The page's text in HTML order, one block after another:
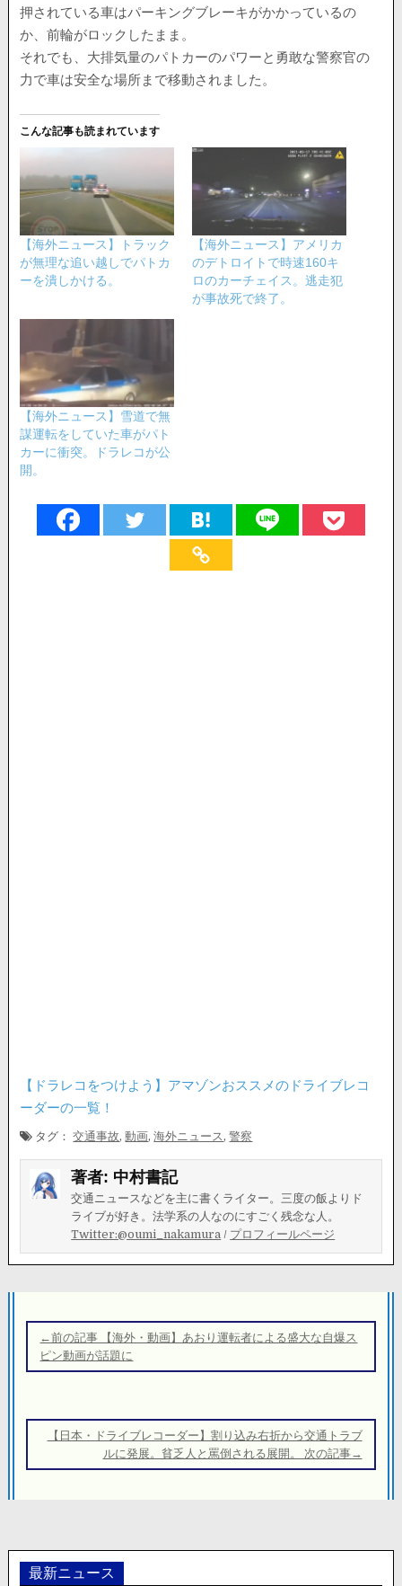
押されている車はパーキングブレーキがかかっているの
か、前輪がロックしたまま。
それでも、大排気量のパトカーのパワーと勇敢な警察官の
力で車は安全な場所まで移動されました。
こんな記事も読まれています
【海外ニュース】トラック
が無理な追い越しでパトカ
ーを潰しかける。
【海外ニュース】アメリカ
のデトロイトで時速160キ
ロのカーチェイス。逃走犯
が事故死で終了。
【海外ニュース】雪道で無
謀運転をしていた車がパト
カーに衝突。ドラレコが公
開。
【ドラレコをつけよう】アマゾンおススメのドライブレコ
ーダーの一覧！
タグ：交通事故,動画,海外ニュース ,警察
著者: 中村書記
交通ニュースなどを主に書くライター。三度の飯よりド
ライブが好き。法学系の人なのにすごく残念な人。
Twitter:@oumi_nakamura / プロフィールページ
稿
ナ
ー
←前の記事 【海外・動画】あおり運転者による盛大な自爆ス
ピン動画が話題に
【日本・ドライブレコーダー】割り込み右折から交通トラブ
ルに発展。貧乏人と罵倒される展開。 次の記事→
最新ニュース